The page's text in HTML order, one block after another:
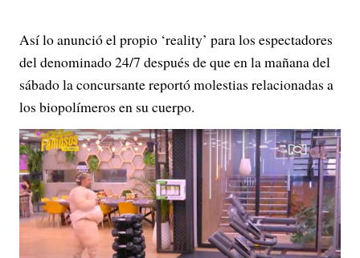
Así lo anunció el propio ‘reality’ para los espectadores
del denominado 24/7 después de que en la mañana del
sábado la concursante reportó molestias relacionadas a
los biopolímeros en su cuerpo.